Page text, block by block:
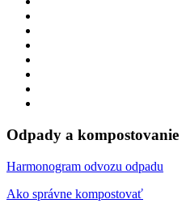
Odpady a kompostovanie
Harmonogram odvozu odpadu
Ako správne kompostovať